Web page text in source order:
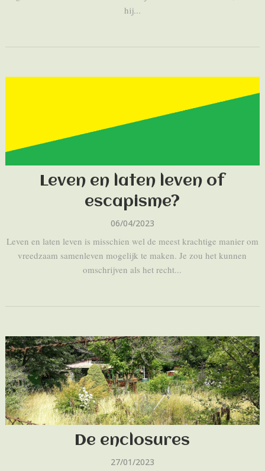
hij...
Leven en laten leven of
escapisme?
06/04/2023
Leven en laten leven is misschien wel de meest krachtige manier om
vreedzaam samenleven mogelijk te maken. Je zou het kunnen
omschrijven als het recht...
De enclosures
27/01/2023